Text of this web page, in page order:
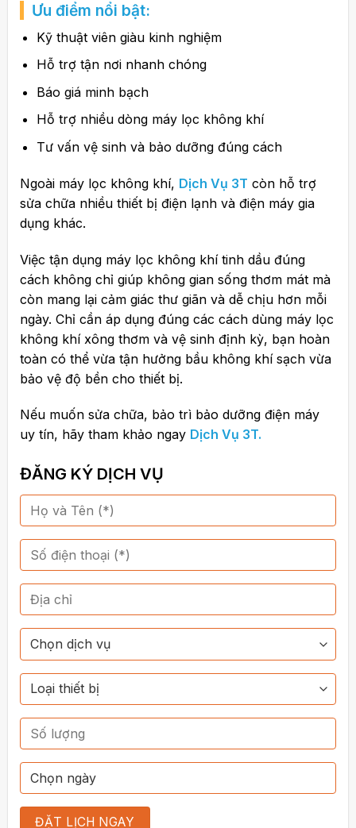
Ưu điểm nổi bật:
Kỹ thuật viên giàu kinh nghiệm
Hỗ trợ tận nơi nhanh chóng
Báo giá minh bạch
Hỗ trợ nhiều dòng máy lọc không khí
Tư vấn vệ sinh và bảo dưỡng đúng cách
Ngoài máy lọc không khí, Dịch Vụ 3T còn hỗ trợ
sửa chữa nhiều thiết bị điện lạnh và điện máy gia
dụng khác.
Việc tận dụng máy lọc không khí tinh dầu đúng
cách không chỉ giúp không gian sống thơm mát mà
còn mang lại cảm giác thư giãn và dễ chịu hơn mỗi
ngày. Chỉ cần áp dụng đúng các cách dùng máy lọc
không khí xông thơm và vệ sinh định kỳ, bạn hoàn
toàn có thể vừa tận hưởng bầu không khí sạch vừa
bảo vệ độ bền cho thiết bị.
Nếu muốn sửa chữa, bảo trì bảo dưỡng điện máy
uy tín, hãy tham khảo ngay Dịch Vụ 3T.
ĐĂNG KÝ DỊCH VỤ